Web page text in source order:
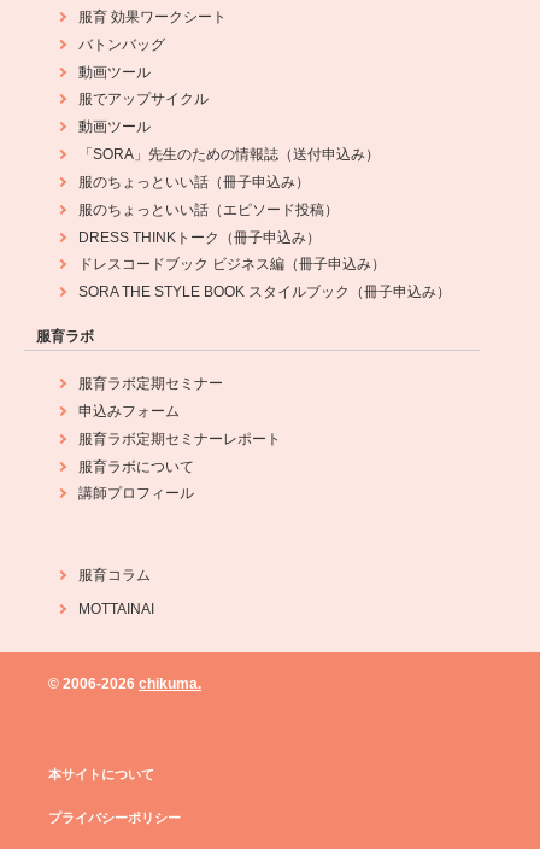
服育 効果ワークシート
バトンバッグ
動画ツール
服でアップサイクル
動画ツール
「SORA」先生のための情報誌（送付申込み）
服のちょっといい話（冊子申込み）
服のちょっといい話（エピソード投稿）
DRESS THINKトーク（冊子申込み）
ドレスコードブック ビジネス編（冊子申込み）
SORA THE STYLE BOOK スタイルブック（冊子申込み）
服育ラボ
服育ラボ定期セミナー
申込みフォーム
服育ラボ定期セミナーレポート
服育ラボについて
講師プロフィール
服育コラム
MOTTAINAI
© 2006-2026 chikuma.
本サイトについて
プライバシーポリシー